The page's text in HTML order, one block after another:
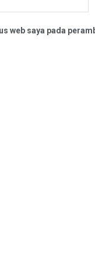
web saya pada